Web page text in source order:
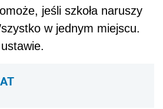
jeśli szkoła naruszy
w jednym miejscu.